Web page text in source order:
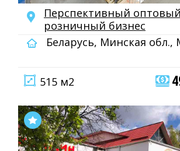
Перспективный
розничный бизнес
Беларусь, Минская обл.,
515 м2